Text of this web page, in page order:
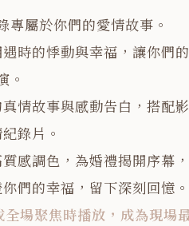
專屬於你們的愛情故事。
時的悸動與幸福，讓你們
。
情故事與感動告白，搭配
錄片。
感調色，為婚禮揭開序幕
們的幸福，留下深刻回憶
場聚焦時播放，成為現場